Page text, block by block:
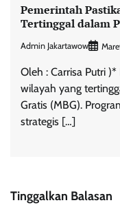
Pemerintah
Tertinggal dalam
Admin Jakartawow
Oleh : Carrisa Putri
wilayah yang
Gratis (MBG).
strategis […]
Tinggalkan Balasan